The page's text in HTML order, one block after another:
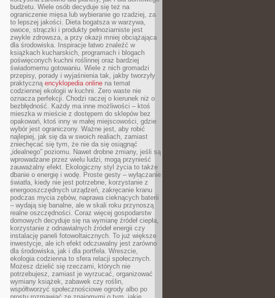
budżetu. Wiele osób decyduje się też na
ograniczenie mięsa lub wybieranie go rzadziej, za
to lepszej jakości. Dieta bogatsza w warzywa,
owoce, strączki i produkty pełnoziarniste jest
zwykle zdrowsza, a przy okazji mniej obciążająca
dla środowiska. Inspiracje łatwo znaleźć w
książkach kucharskich, programach i blogach
poświęconych kuchni roślinnej oraz bardziej
świadomemu gotowaniu. Wiele z nich gromadzi
przepisy, porady i wyjaśnienia tak, jakby tworzyły
praktyczną encyklopedia online na temat
codziennej ekologii w kuchni. Zero waste nie
oznacza perfekcji. Chodzi raczej o kierunek niż o
bezbłędność. Każdy ma inne możliwości – ktoś
mieszka w mieście z dostępem do sklepów bez
opakowań, ktoś inny w małej miejscowości, gdzie
wybór jest ograniczony. Ważne jest, aby robić
najlepiej, jak się da w swoich realiach, zamiast
zniechęcać się tym, że nie da się osiągnąć
„idealnego” poziomu. Nawet drobne zmiany, jeśli są
wprowadzane przez wielu ludzi, mogą przynieść
zauważalny efekt. Ekologiczny styl życia to także
dbanie o energię i wodę. Proste gesty – wyłączanie
światła, kiedy nie jest potrzebne, korzystanie z
energooszczędnych urządzeń, zakręcanie kranu
podczas mycia zębów, naprawa cieknących baterii
– wydają się banalne, ale w skali roku przynoszą
realne oszczędności. Coraz więcej gospodarstw
domowych decyduje się na wymianę źródeł ciepła,
korzystanie z odnawialnych źródeł energii czy
instalację paneli fotowoltaicznych. To już większe
inwestycje, ale ich efekt odczuwalny jest zarówno
dla środowiska, jak i dla portfela. Wreszcie,
ekologia codzienna to sfera relacji społecznych.
Możesz dzielić się rzeczami, których nie
potrzebujesz, zamiast je wyrzucać, organizować
wymiany książek, zabawek czy roślin,
współtworzyć społecznościowe ogrody albo po